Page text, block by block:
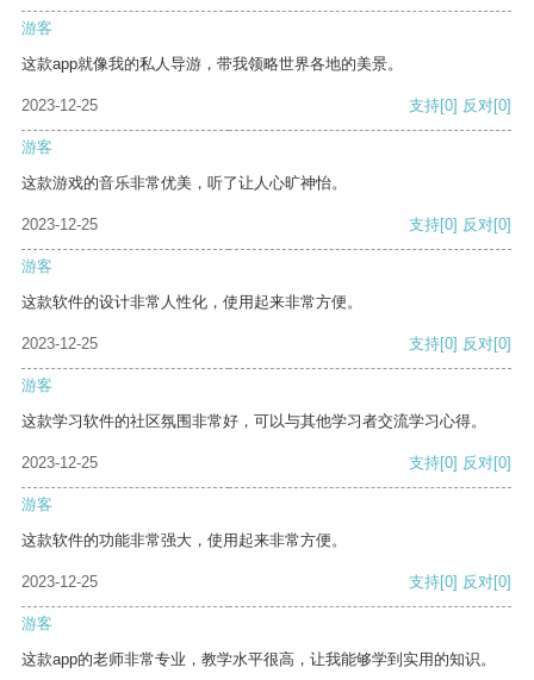
游客
这款app就像我的私人导游，带我领略世界各地的美景。
2023-12-25 支持[0] 反对[0]
游客
这款游戏的音乐非常优美，听了让人心旷神怡。
2023-12-25 支持[0] 反对[0]
游客
这款软件的设计非常人性化，使用起来非常方便。
2023-12-25 支持[0] 反对[0]
游客
这款学习软件的社区氛围非常好，可以与其他学习者交流学习心得。
2023-12-25 支持[0] 反对[0]
游客
这款软件的功能非常强大，使用起来非常方便。
2023-12-25 支持[0] 反对[0]
游客
这款app的老师非常专业，教学水平很高，让我能够学到实用的知识。